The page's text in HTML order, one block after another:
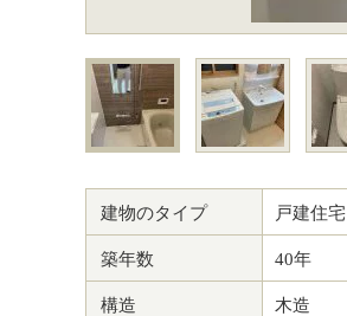
建物のタイプ 戸建住宅
築年数 40年
構造 木造